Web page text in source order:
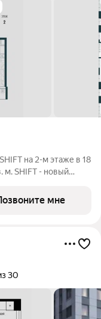
на 2-м этаже в 18
м. SHIFT - новый
особенность
мне
30